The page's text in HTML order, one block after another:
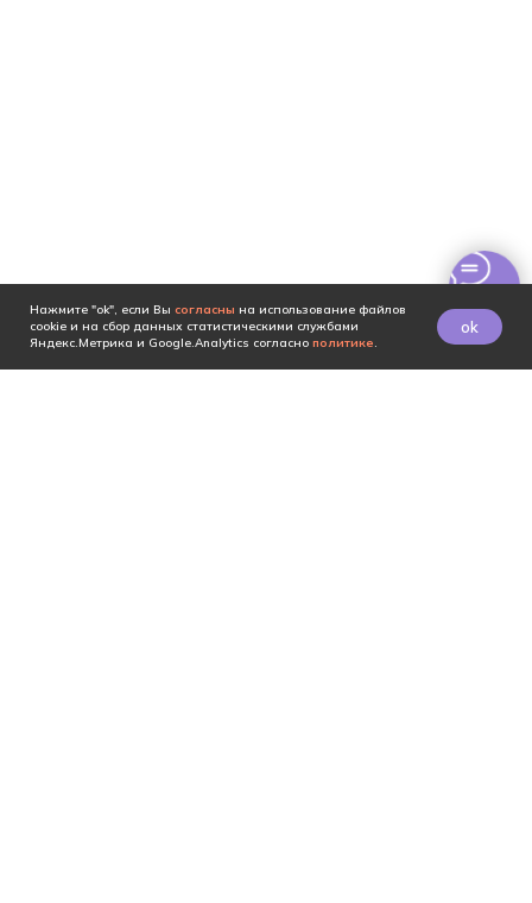
Нажмите "ok", если Вы согласны на использование файлов
cookie и на сбор данных статистическими службами
Яндекс.Метрика и Google.Analytics согласно политике.
ok